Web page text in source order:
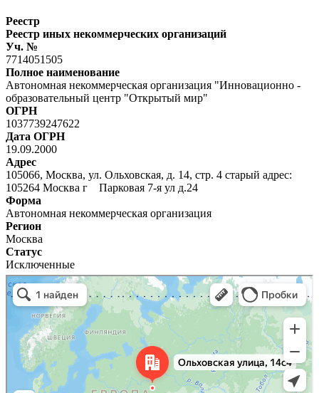
Реестр
Реестр иных некоммерческих организаций
Уч. №
7714051505
Полное наименование
Автономная некоммерческая организация "Инновационно -
образовательный центр "Открытый мир"
ОГРН
1037739247622
Дата ОГРН
19.09.2000
Адрес
105066, Москва, ул. Ольховская, д. 14, стр. 4 старый адрес:
105264 Москва г Парковая 7-я ул д.24
Форма
Автономная некоммерческая организация
Регион
Москва
Статус
Исключенные